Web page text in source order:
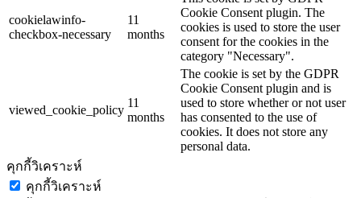
cookielawinfo-
checkbox-necessary
11
months
Cookie Consent plugin. The
cookies is used to store the user
consent for the cookies in the
category "Necessary".
viewed_cookie_policy
11
months
The cookie is set by the GDPR
Cookie Consent plugin and is
used to store whether or not user
has consented to the use of
cookies. It does not store any
personal data.
คุกกี้วิเคราะห์
คุกกี้วิเคราะห์